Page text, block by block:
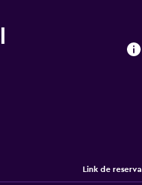
Link de reserva